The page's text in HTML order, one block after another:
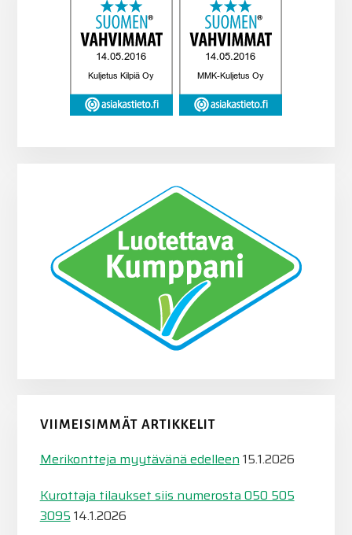
VIIMEISIMMÄT ARTIKKELIT
Merikontteja myytävänä edelleen15.1.2026
Kurottaja tilaukset siis numerosta 050 505
309514.1.2026